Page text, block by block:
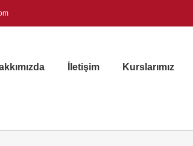
İletişim Kurslarımız